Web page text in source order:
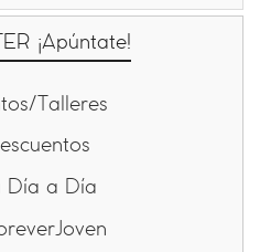
¡Apúntate!
Talleres
Día a Día